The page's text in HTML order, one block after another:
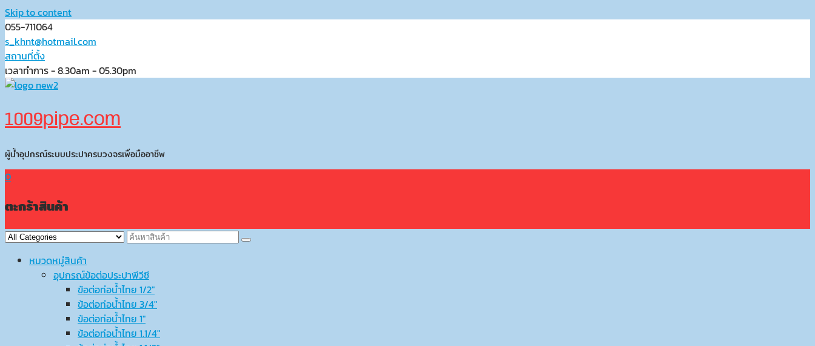
Skip to content
055-711064
s_khnt@hotmail.com
สถานที่ตั้ง
เวลาทำการ - 8.30am - 05.30pm
1009pipe.com
ผู้น้ำอุปกรณ์ระบบประปาครบวงจรเพื่อมืออาชีพ
0
ตะกร้าสินค้า
หมวดหมู่สินค้า
อุปกรณ์ข้อต่อประปาพีวีซี
ข้อต่อท่อน้ำไทย 1/2″
ข้อต่อท่อน้ำไทย 3/4″
ข้อต่อท่อน้ำไทย 1″
ข้อต่อท่อน้ำไทย 1.1/4″